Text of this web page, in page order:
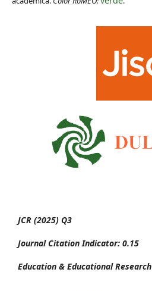
JCR (2025) Q3
Journal Citation Indicator: 0.15
Education & Educational Research